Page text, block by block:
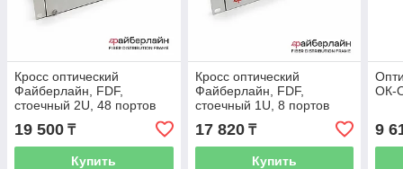
Кросс оптический
Файберлайн, FDF,
стоечный 2U, 48 портов
FC, пустой, невыдвижной,
цвет бежевый
19 500 ₸
Купить
Кросс оптический
Файберлайн, FDF,
стоечный 1U, 8 портов
SC/APC SM невыдвижной
(в комплекте 8 адаптеров
+8
17 820₸
Купить
ОК-
9